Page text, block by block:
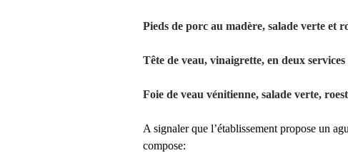
Pieds de porc au madère, salade verte et
Tête de veau, vinaigrette, en deux services
Foie de veau vénitienne, salade verte,
A signaler que l’établissement propose un
compose: